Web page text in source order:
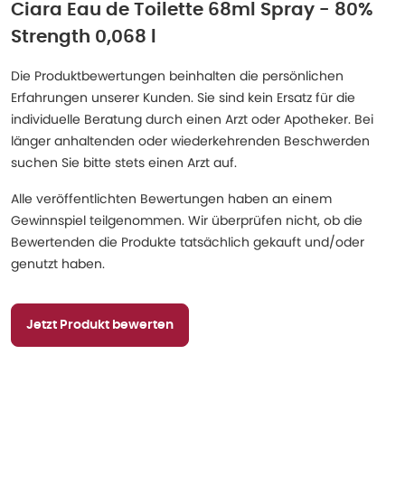
Ciara Eau de Toilette 68ml Spray - 80%
Strength 0,068 l
Die Produktbewertungen beinhalten die persönlichen
Erfahrungen unserer Kunden. Sie sind kein Ersatz für die
individuelle Beratung durch einen Arzt oder Apotheker. Bei
länger anhaltenden oder wiederkehrenden Beschwerden
suchen Sie bitte stets einen Arzt auf.
Alle veröffentlichten Bewertungen haben an einem
Gewinnspiel teilgenommen. Wir überprüfen nicht, ob die
Bewertenden die Produkte tatsächlich gekauft und/oder
genutzt haben.
Jetzt Produkt bewerten